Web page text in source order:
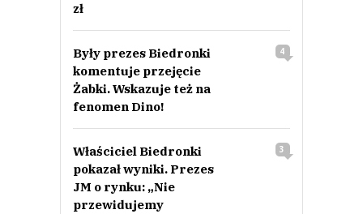
zł
Były prezes Biedronki
komentuje przejęcie
Żabki. Wskazuje też na
fenomen Dino!
4
Właściciel Biedronki
pokazał wyniki. Prezes
JM o rynku: „Nie
przewidujemy
3